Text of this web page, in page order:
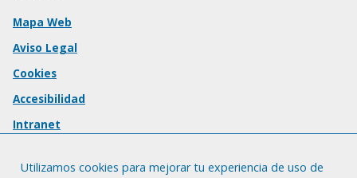
Mapa Web
Aviso Legal
Cookies
Accesibilidad
Intranet
Utilizamos cookies para mejorar tu experiencia de uso de